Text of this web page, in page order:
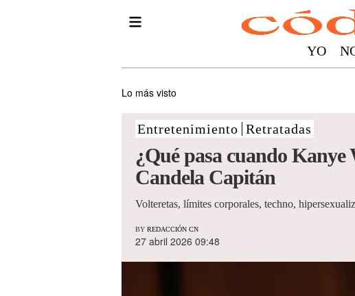
YO
Lo más visto
Entretenimiento Retratadas
¿Qué pasa cuando
Candela Capitán
Volteretas, límites corporales, techno,
BY REDACCIÓN CN
27 abril 2026 09:48